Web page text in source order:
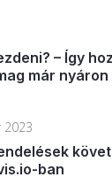
– Így
már nyáron
2023
ban